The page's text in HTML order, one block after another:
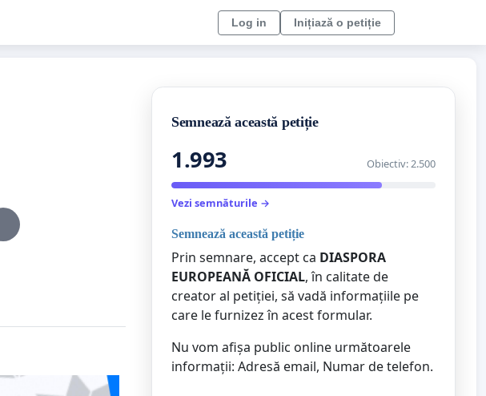
Log in Inițiază o petiție
Semnează această petiție
1.993 Obiectiv: 2.500
Vezi semnăturile →
Semnează această petiție
Prin semnare, accept ca DIASPORA
EUROPEANĂ OFICIAL, în calitate de
creator al petiției, să vadă informațiile pe
care le furnizez în acest formular.
Nu vom afișa public online următoarele
informații: Adresă email, Numar de telefon.